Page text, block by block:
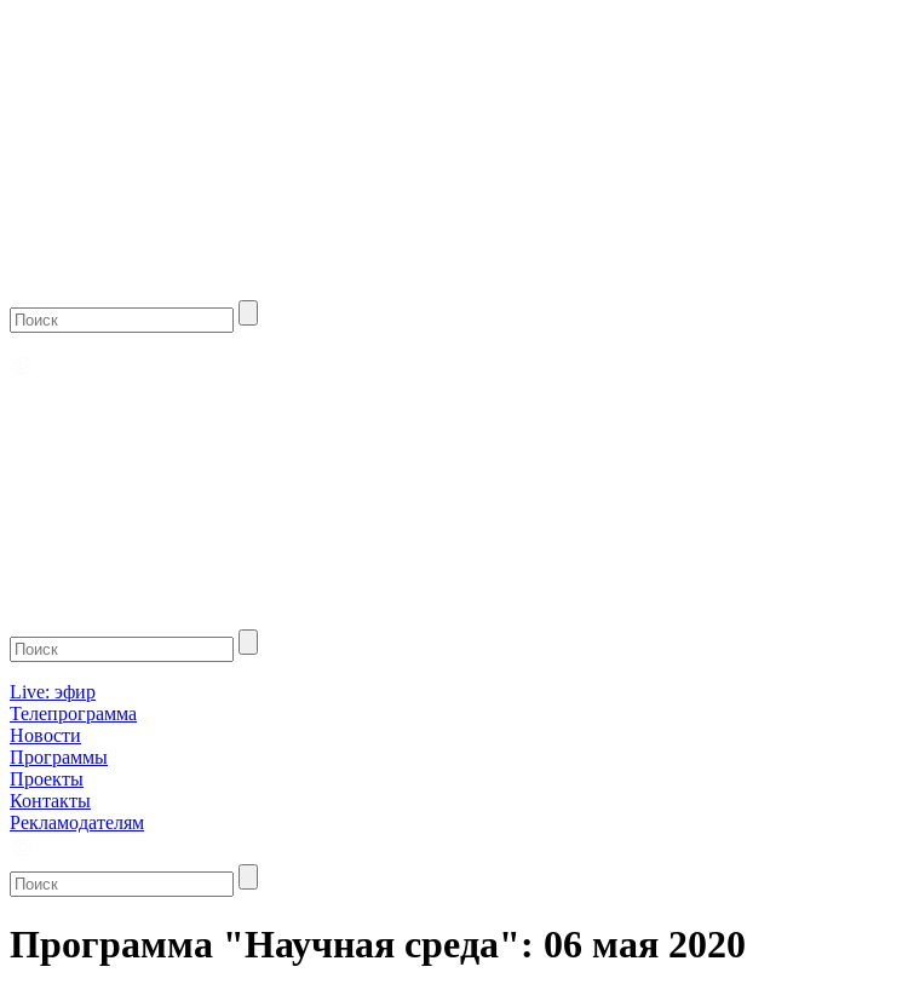
Live: эфир
Телепрограмма
Новости
Программы
Проекты
Контакты
Рекламодателям
Программа "Научная среда": 06 мая 2020